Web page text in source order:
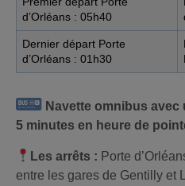
d’Orléans : 05h40
Dernier départ Porte
d’Orléans : 01h30
Navette omnibus
5 minutes en heure de
Les arrêts : Porte
entre les gares de Gentilly et